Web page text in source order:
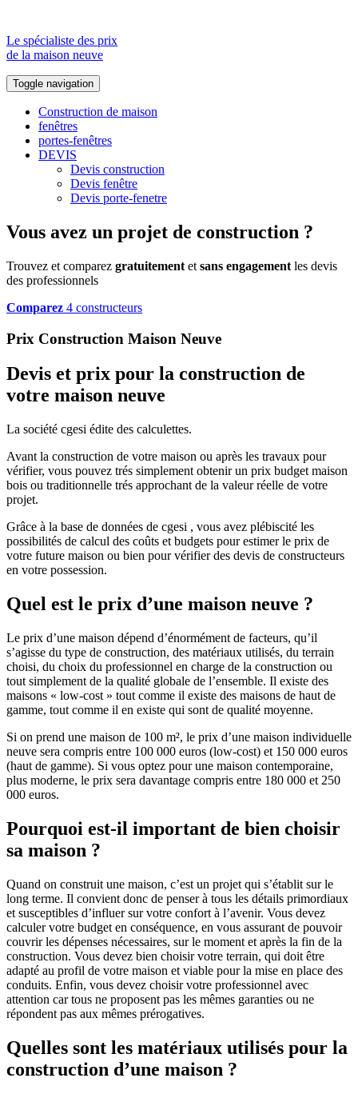
Le spécialiste des prix
de la maison neuve
Toggle navigation
Construction de maison
fenêtres
portes-fenêtres
DEVIS
Devis construction
Devis fenêtre
Devis porte-fenetre
Vous avez un projet de construction ?
Trouvez et comparez gratuitement et sans engagement les devis
des professionnels
Comparez 4 constructeurs
Prix Construction Maison Neuve
Devis et prix pour la construction de
votre maison neuve
La société cgesi édite des calculettes.
Avant la construction de votre maison ou après les travaux pour
vérifier, vous pouvez trés simplement obtenir un prix budget maison
bois ou traditionnelle trés approchant de la valeur réelle de votre
projet.
Grâce à la base de données de cgesi , vous avez plébiscité les
possibilités de calcul des coûts et budgets pour estimer le prix de
votre future maison ou bien pour vérifier des devis de constructeurs
en votre possession.
Quel est le prix d’une maison neuve ?
Le prix d’une maison dépend d’énormément de facteurs, qu’il
s’agisse du type de construction, des matériaux utilisés, du terrain
choisi, du choix du professionnel en charge de la construction ou
tout simplement de la qualité globale de l’ensemble. Il existe des
maisons « low-cost » tout comme il existe des maisons de haut de
gamme, tout comme il en existe qui sont de qualité moyenne.
Si on prend une maison de 100 m², le prix d’une maison individuelle
neuve sera compris entre 100 000 euros (low-cost) et 150 000 euros
(haut de gamme). Si vous optez pour une maison contemporaine,
plus moderne, le prix sera davantage compris entre 180 000 et 250
000 euros.
Pourquoi est-il important de bien choisir
sa maison ?
Quand on construit une maison, c’est un projet qui s’établit sur le
long terme. Il convient donc de penser à tous les détails primordiaux
et susceptibles d’influer sur votre confort à l’avenir. Vous devez
calculer votre budget en conséquence, en vous assurant de pouvoir
couvrir les dépenses nécessaires, sur le moment et après la fin de la
construction. Vous devez bien choisir votre terrain, qui doit être
adapté au profil de votre maison et viable pour la mise en place des
conduits. Enfin, vous devez choisir votre professionnel avec
attention car tous ne proposent pas les mêmes garanties ou ne
répondent pas aux mêmes prérogatives.
Quelles sont les matériaux utilisés pour la
construction d’une maison ?